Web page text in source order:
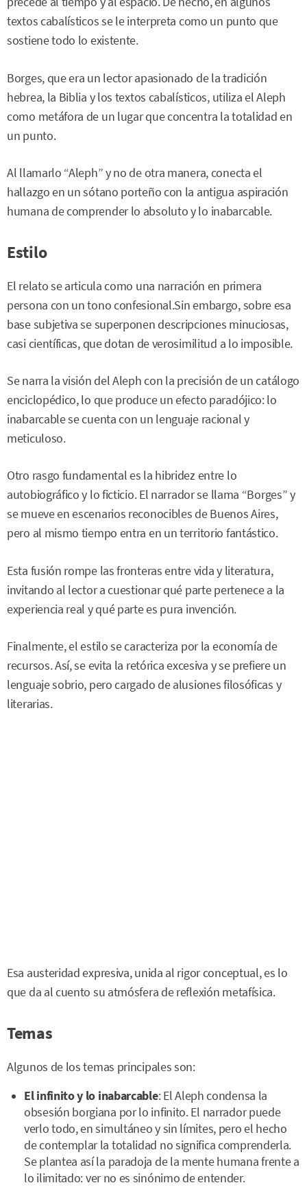
textos cabalísticos se le interpreta como un punto que
sostiene todo lo existente.
Borges, que era un lector apasionado de la tradición
hebrea, la Biblia y los textos cabalísticos, utiliza el Aleph
como metáfora de un lugar que concentra la totalidad en
un punto.
Al llamarlo “Aleph” y no de otra manera, conecta el
hallazgo en un sótano porteño con la antigua aspiración
humana de comprender lo absoluto y lo inabarcable.
Estilo
El relato se articula como una narración en primera
persona con un tono confesional.Sin embargo, sobre esa
base subjetiva se superponen descripciones minuciosas,
casi científicas, que dotan de verosimilitud a lo imposible.
Se narra la visión del Aleph con la precisión de un catálogo
enciclopédico, lo que produce un efecto paradójico: lo
inabarcable se cuenta con un lenguaje racional y
meticuloso.
Otro rasgo fundamental es la hibridez entre lo
autobiográfico y lo ficticio. El narrador se llama “Borges” y
se mueve en escenarios reconocibles de Buenos Aires,
pero al mismo tiempo entra en un territorio fantástico.
Esta fusión rompe las fronteras entre vida y literatura,
invitando al lector a cuestionar qué parte pertenece a la
experiencia real y qué parte es pura invención.
Finalmente, el estilo se caracteriza por la economía de
recursos. Así, se evita la retórica excesiva y se prefiere un
lenguaje sobrio, pero cargado de alusiones filosóficas y
literarias.
Esa austeridad expresiva, unida al rigor conceptual, es lo
que da al cuento su atmósfera de reflexión metafísica.
Temas
Algunos de los temas principales son:
El infinito y lo inabarcable: El Aleph condensa la
obsesión borgiana por lo infinito. El narrador puede
verlo todo, en simultáneo y sin límites, pero el hecho
de contemplar la totalidad no significa comprenderla.
Se plantea así la paradoja de la mente humana frente a
lo ilimitado: ver no es sinónimo de entender.